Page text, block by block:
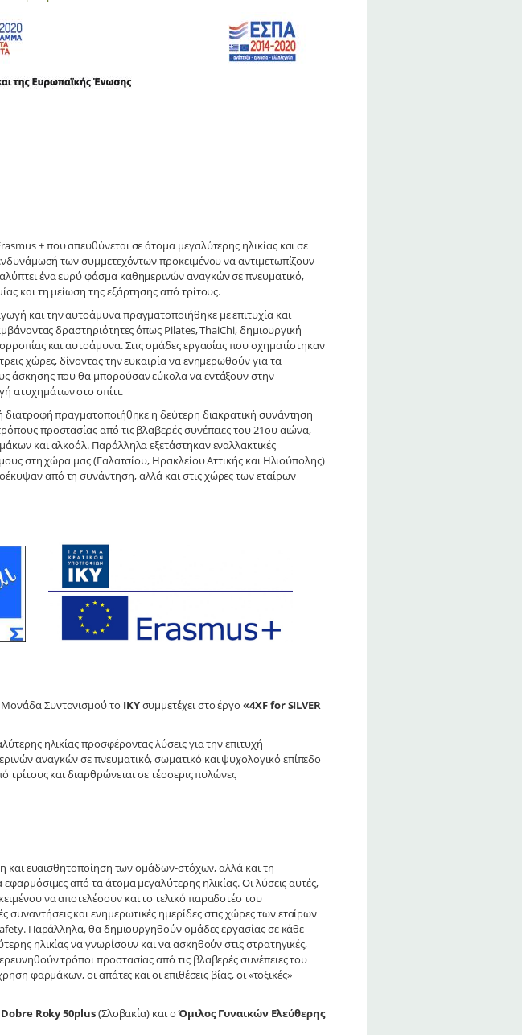
+ που απευθύνεται σε άτομα μεγαλύτερης ηλικίας και σε
των συμμετεχόντων προκειμένου να αντιμετωπίζουν
ένα ευρύ φάσμα καθημερινών αναγκών σε πνευματικό,
και τη μείωση της εξάρτησης από τρίτους.
και την αυτοάμυνα πραγματοποιήθηκε με επιτυχία και
δραστηριότητες όπως Pilates, ThaiChi, δημιουργική
και αυτοάμυνα. Στις ομάδες εργασίας που σχηματίστηκαν
χώρες, δίνοντας την ευκαιρία να ενημερωθούν για τα
άσκησης που θα μπορούσαν εύκολα να εντάξουν στην
ατυχημάτων στο σπίτι.
διατροφή πραγματοποιήθηκε η δεύτερη διακρατική συνάντηση
προστασίας από τις βλαβερές συνέπειες του 21ου αιώνα,
και αλκοόλ. Παράλληλα εξετάστηκαν εναλλακτικές
στη χώρα μας (Γαλατσίου, Ηρακλείου Αττικής και Ηλιούπολης)
από τη συνάντηση, αλλά και στις χώρες των εταίρων
Μονάδα Συντονισμού το ΙΚΥσυμμετέχει στο έργο«4ΧF for SILVER
ηλικίας προσφέροντας λύσεις για την επιτυχή
αναγκών σε πνευματικό, σωματικό και ψυχολογικό επίπεδο
τρίτους και διαρθρώνεται σε τέσσερις πυλώνες
και ευαισθητοποίηση των ομάδων-στόχων, αλλά και τη
από τα άτομα μεγαλύτερης ηλικίας. Οι λύσεις αυτές,
να αποτελέσουν και το τελικό παραδοτέο του
και ενημερωτικές ημερίδες στις χώρες των εταίρων
Παράλληλα, θα δημιουργηθούν ομάδες εργασίας σε κάθε
ηλικίας να γνωρίσουν και να ασκηθούν στις στρατηγικές,
τρόποι προστασίας από τις βλαβερές συνέπειες του
φαρμάκων, οι απάτες και οι επιθέσεις βίας, οι «τοξικές»
Dobre Roky 50plus(Σλοβακία) και οΌμιλος Γυναικών Ελεύθερης